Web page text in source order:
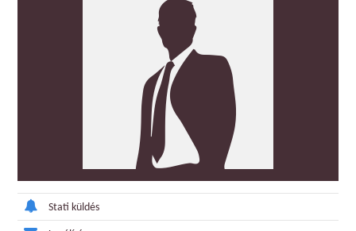
Stati küldés